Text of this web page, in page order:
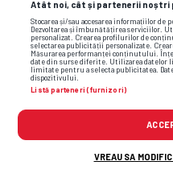
Atât noi, cât și partenerii noștri
Stocarea și/sau accesarea informațiilor de
Dezvoltarea și îmbunătățirea serviciilor.
personalizat. Crearea profilurilor de
selectarea publicității personalizate.
Măsurarea performanței conținutului.
date din surse diferite. Utilizarea datelor
limitate pentru a selecta publicitatea.
dispozitivului.
Listă parteneri (furnizori)
VREAU SA